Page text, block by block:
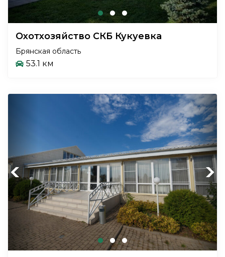
Охотхозяйство СКБ Кукуевка
Брянская область
53.1 км
Previous Next